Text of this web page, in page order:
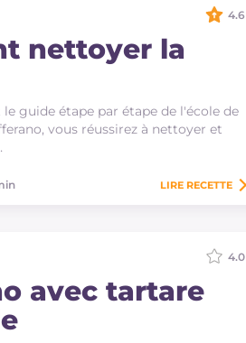
nettoyer la
le guide étape par étape de l'école de
vous réussirez à nettoyer et
4.6
LIRE RECETTE
avec tartare
4.0